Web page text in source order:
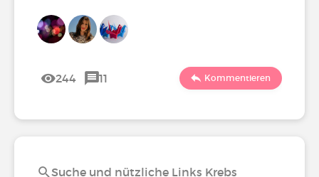
244 11 Kommentieren
Suche und nützliche Links Krebs